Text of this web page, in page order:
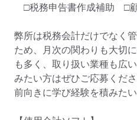
□税務申告書作成補助　□
弊所は税務会計だけでなく
ため、月次の関わりも大切
も多く、取り扱い業種も広
みたい方はぜひご応募くださ
前向きに学び経験を積みた